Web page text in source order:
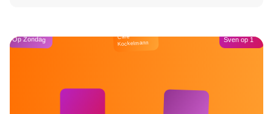
Op Zondag Café
Kockelmann Sven op 1